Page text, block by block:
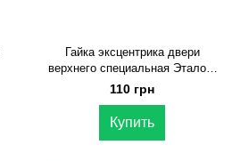
Гайка эксцентрика двери
верхнего специальная Эталон,
Богдан
110 грн
Купить